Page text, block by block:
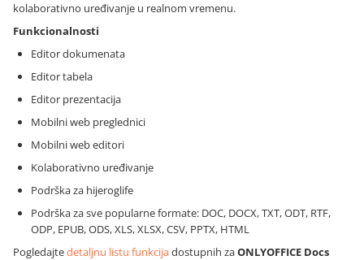
kolaborativno uređivanje u realnom vremenu.
Funkcionalnosti
Editor dokumenata
Editor tabela
Editor prezentacija
Mobilni web preglednici
Mobilni web editori
Kolaborativno uređivanje
Podrška za hijeroglife
Podrška za sve popularne formate: DOC, DOCX, TXT, ODT, RTF,
ODP, EPUB, ODS, XLS, XLSX, CSV, PPTX, HTML
Pogledajtedetaljnu listu funkcijadostupnih zaONLYOFFICE Docs